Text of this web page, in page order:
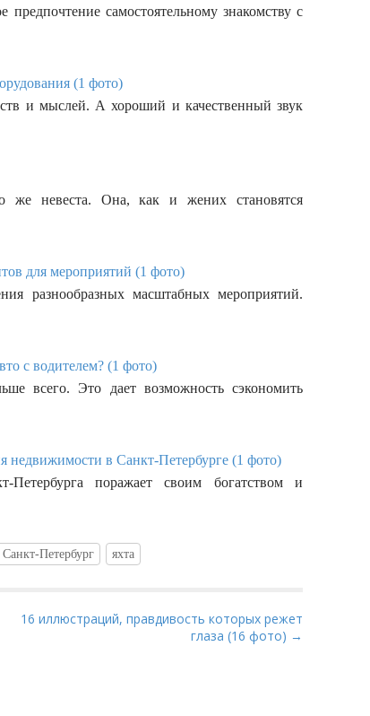
предпочтение самостоятельному знакомству с
(1 фото)
и мыслей. А хороший и качественный звук
же невеста. Она, как и жених становятся
для мероприятий (1 фото)
разнообразных масштабных мероприятий.
с водителем? (1 фото)
всего. Это дает возможность сэкономить
недвижимости в Санкт-Петербурге (1 фото)
Петербурга поражает своим богатством и
Санкт-Петербург яхта
16 иллюстраций, правдивость которых режет
глаза (16 фото) →